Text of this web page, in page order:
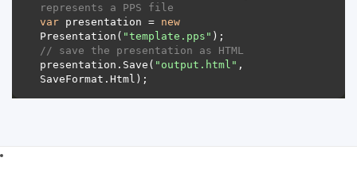
represents a PPS file
var presentation = new
Presentation( "template.pps"
// save the presentation as HTML
presentation.Save( "output.html" ,